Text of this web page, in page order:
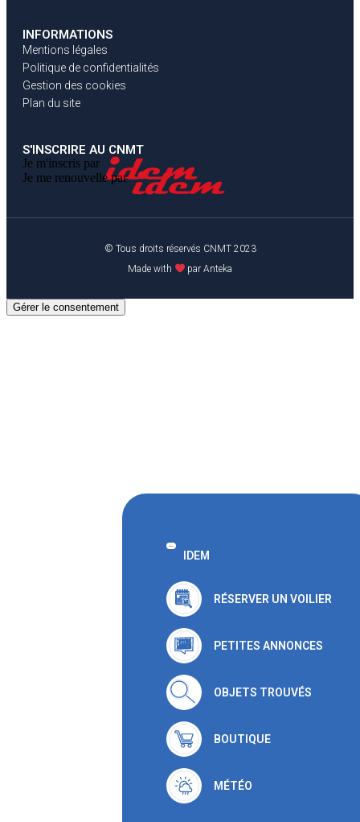
IDEM
RÉSERVER UN VOILIER
PETITES ANNONCES
OBJETS TROUVÉS
BOUTIQUE
MÉTÉO
INFORMATIONS
Mentions légales
Politique de confidentialités
Gestion des cookies
Plan du site
S'INSCRIRE AU CNMT
Je m'inscris par
Je me renouvelle par
© Tous droits réservés CNMT 2023
Made with
par Anteka
Gérer le consentement